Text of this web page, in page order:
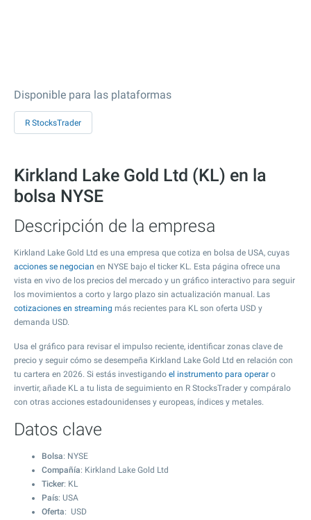
Disponible para las plataformas
R StocksTrader
Kirkland Lake Gold Ltd (KL) en la
bolsa NYSE
Descripción de la empresa
Kirkland Lake Gold Ltd es una empresa que cotiza en bolsa de USA, cuyas
acciones se negocian en NYSE bajo el ticker KL. Esta página ofrece una
vista en vivo de los precios del mercado y un gráfico interactivo para seguir
los movimientos a corto y largo plazo sin actualización manual. Las
cotizaciones en streaming más recientes para KL son oferta USD y
demanda USD.
Usa el gráfico para revisar el impulso reciente, identificar zonas clave de
precio y seguir cómo se desempeña Kirkland Lake Gold Ltd en relación con
tu cartera en 2026. Si estás investigando el instrumento para operar o
invertir, añade KL a tu lista de seguimiento en R StocksTrader y compáralo
con otras acciones estadounidenses y europeas, índices y metales.
Datos clave
Bolsa: NYSE
Compañía: Kirkland Lake Gold Ltd
Ticker: KL
País: USA
Oferta: USD